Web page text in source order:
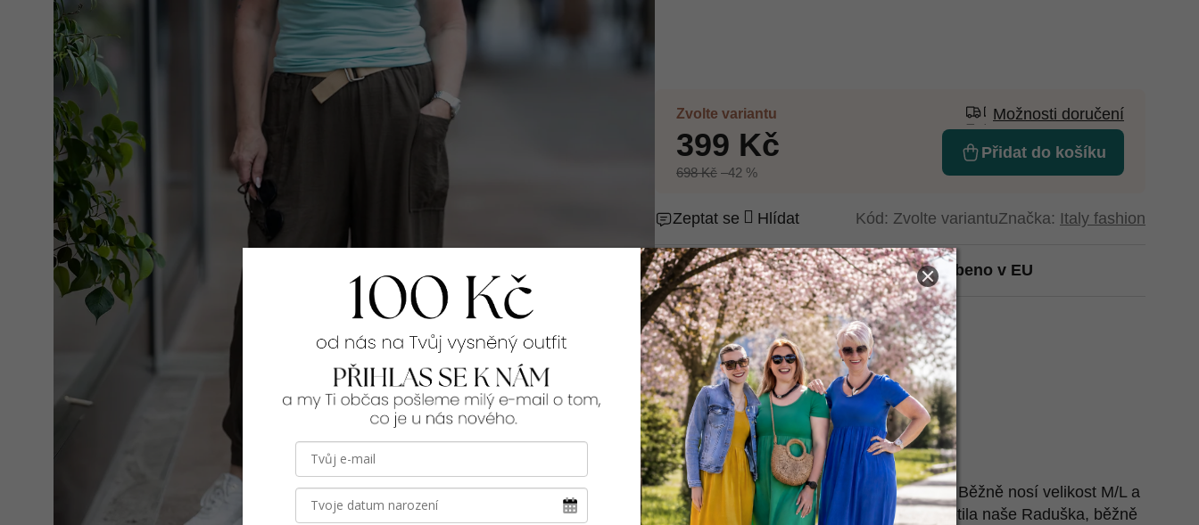
Zvolte variantu Možnosti doručení
698 Kč –42 %
399 Kč Přidat do košíku
Rozměry:
v pase v klidu - natažené:2x 35-54 cm
přes boky:2x 64 cm
výška sedu:43 cm
šířka stehna:2x 34 cm
šířka spodního lemu: 2x 17 cm
celková délka: 103 cm
Tento model pro tebe nafotila naše Zuzka. Běžně nosí velikost M/L a
její míry najdeš
zde . Také ho pro tebe nafotila naše Raduška, běžně
Zeptat se Hlídat Značka: Italy fashion
Kód: Zvolte variantu
99% spokojenost na Heurece Vyrobeno v EU